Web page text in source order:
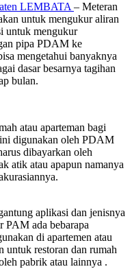
LEMBATA – Meteran
untuk mengukur aliran
untuk mengukur
pipa PDAM ke
mengetahui banyaknya
dasar besarnya tagihan
bulan.
atau aparteman bagi
digunakan oleh PDAM
dibayarkan oleh
atik atau apapun namanya
aplikasi dan jenisnya
PAM ada bebarapa
di apartemen atau
untuk restoran dan rumah
pabrik atau lainnya .